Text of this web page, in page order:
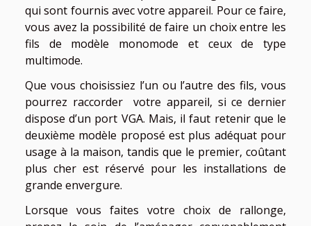
qui sont fournis avec votre appareil. Pour ce faire,
vous avez la possibilité de faire un choix entre les
fils de modèle monomode et ceux de type
multimode.
Que vous choisissiez l’un ou l’autre des fils, vous
pourrez raccorder votre appareil, si ce dernier
dispose d’un port VGA. Mais, il faut retenir que le
deuxième modèle proposé est plus adéquat pour
usage à la maison, tandis que le premier, coûtant
plus cher est réservé pour les installations de
grande envergure.
Lorsque vous faites votre choix de rallonge,